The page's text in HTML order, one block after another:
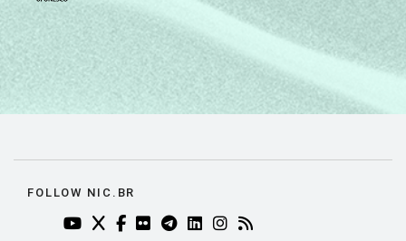
FOLLOW NIC.BR
YOUTUBE DO NIC.BR (ABRE EM NOVA ABA)
TWITTER DO NIC.BR (ABRE EM NOVA ABA)
FACEBOOK DO NIC.BR (ABRE EM NOVA
FLICKR DO NIC.BR (ABRE EM NOVA
TELEGRAM DO NIC.BR (ABRE EM
LINKEDIN DO NIC.BR (ABRE
INSTAGRAM DO NIC.BR
RSS DO NIC.BR (ABRE